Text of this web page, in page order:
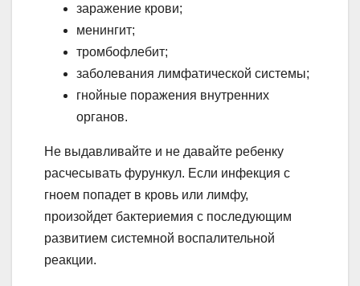
заражение крови;
менингит;
тромбофлебит;
заболевания лимфатической системы;
гнойные поражения внутренних
органов.
Не выдавливайте и не давайте ребенку
расчесывать фурункул. Если инфекция с
гноем попадет в кровь или лимфу,
произойдет бактериемия с последующим
развитием системной воспалительной
реакции.